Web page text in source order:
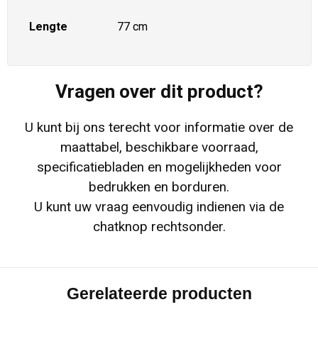
Lengte 77 cm
Vragen over dit product?
U kunt bij ons terecht voor informatie over de
maattabel, beschikbare voorraad,
specificatiebladen en mogelijkheden voor
bedrukken en borduren.
U kunt uw vraag eenvoudig indienen via de
chatknop rechtsonder.
Gerelateerde producten